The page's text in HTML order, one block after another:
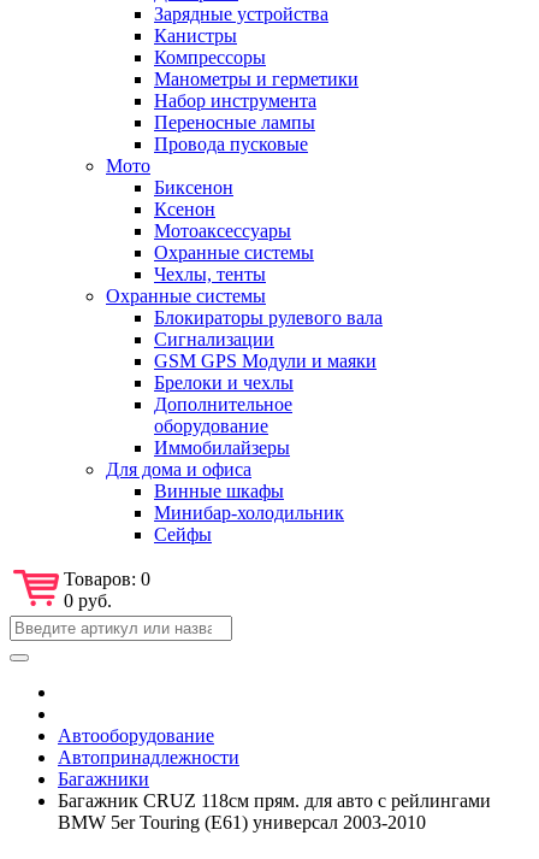
Зарядные устройства
Канистры
Компрессоры
Манометры и герметики
Набор инструмента
Переносные лампы
Провода пусковые
Мото
Биксенон
Ксенон
Мотоаксессуары
Охранные системы
Чехлы, тенты
Охранные системы
Блокираторы рулевого вала
Сигнализации
GSM GPS Модули и маяки
Брелоки и чехлы
Дополнительное
оборудование
Иммобилайзеры
Для дома и офиса
Винные шкафы
Минибар-холодильник
Сейфы
Товаров: 0
0 руб.
Автооборудование
Автопринадлежности
Багажники
Багажник CRUZ 118см прям. для авто с рейлингами
BMW 5er Touring (E61) универсал 2003-2010